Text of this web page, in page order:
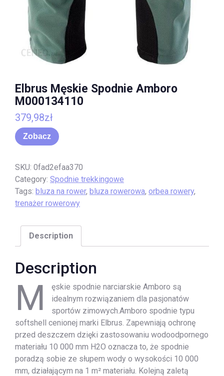
Elbrus Męskie Spodnie Amboro
M000134110
379,98zł
Zobacz
SKU: 0fad2efaa370
Category: Spodnie trekkingowe
Tags: bluza na rower, bluza rowerowa, orbea rowery,
trenażer rowerowy
Description
Description
M
ęskie spodnie narciarskie Amboro są
idealnym rozwiązaniem dla pasjonatów
sportów zimowych.Amboro spodnie typu
softshell cenionej marki Elbrus. Zapewniają ochronę
przed deszczem dzięki zastosowaniu wodoodpornego
materiału 10 000 mm H2O oznacza to, że spodnie
poradzą sobie ze słupem wody o wysokości 10 000
mm, działającym na 1 m² materiału. Kolejną zaletą